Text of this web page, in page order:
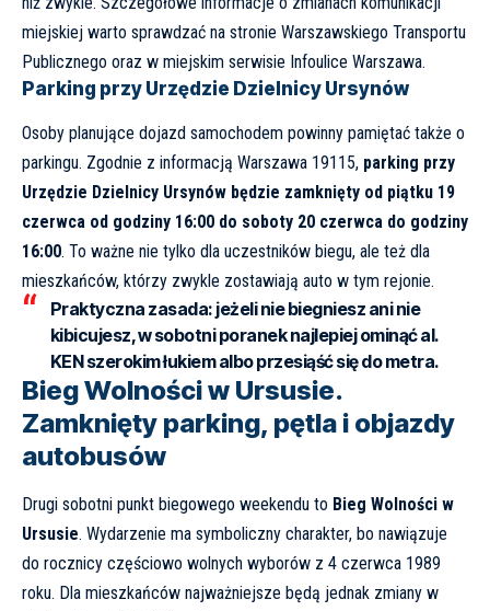
miejskiej warto sprawdzać na stronie Warszawskiego Transportu
Publicznego oraz w miejskim serwisie Infoulice Warszawa.
Parking przy Urzędzie Dzielnicy Ursynów
Osoby planujące dojazd samochodem powinny pamiętać także o
parkingu. Zgodnie z informacją Warszawa 19115, parking przy
Urzędzie Dzielnicy Ursynów będzie zamknięty od piątku 19
czerwca od godziny 16:00 do soboty 20 czerwca do godziny
16:00. To ważne nie tylko dla uczestników biegu, ale też dla
mieszkańców, którzy zwykle zostawiają auto w tym rejonie.
Praktyczna zasada: jeżeli nie biegniesz ani nie
kibicujesz, w sobotni poranek najlepiej ominąć al.
KEN szerokim łukiem albo przesiąść się do metra.
Bieg Wolności w Ursusie.
Zamknięty parking, pętla i objazdy
autobusów
Drugi sobotni punkt biegowego weekendu to Bieg Wolności w
Ursusie. Wydarzenie ma symboliczny charakter, bo nawiązuje
do rocznicy częściowo wolnych wyborów z 4 czerwca 1989
roku. Dla mieszkańców najważniejsze będą jednak zmiany w